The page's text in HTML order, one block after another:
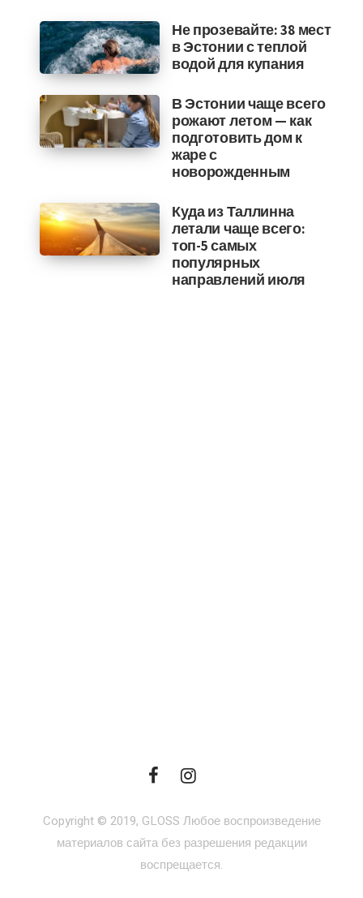
Не прозевайте: 38 мест
в Эстонии с теплой
водой для купания
В Эстонии чаще всего
рожают летом — как
подготовить дом к
жаре с
новорожденным
Куда из Таллинна
летали чаще всего:
топ-5 самых
популярных
направлений июля
Copyright © 2019, GLOSS Любое воспроизведение
материалов сайта без разрешения редакции
воспрещается.